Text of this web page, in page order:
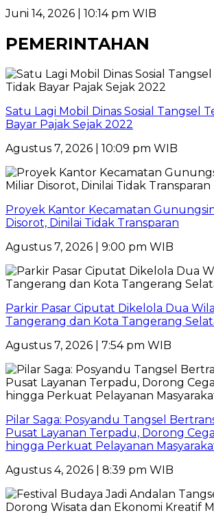
Juni 14, 2026 | 10:14 pm WIB
PEMERINTAHAN
Satu Lagi Mobil Dinas Sosial Tangsel
Bayar Pajak Sejak 2022
Agustus 7, 2026 | 10:09 pm WIB
Proyek Kantor Kecamatan
Disorot, Dinilai Tidak Transparan
Agustus 7, 2026 | 9:00 pm WIB
Parkir Pasar Ciputat Dikelola Dua
Tangerang dan Kota Tangerang
Agustus 7, 2026 | 7:54 pm WIB
Pilar Saga: Posyandu Tangsel
Pusat Layanan Terpadu, Dorong
hingga Perkuat Pelayanan
Agustus 4, 2026 | 8:39 pm WIB